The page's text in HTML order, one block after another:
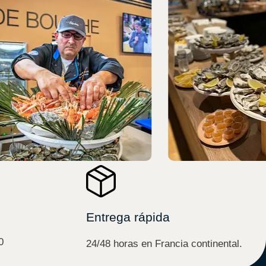
Entrega rápida
24/48 horas en Francia continental.